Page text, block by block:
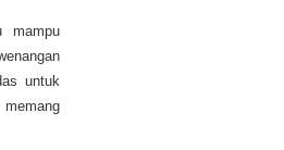
mampu
untuk